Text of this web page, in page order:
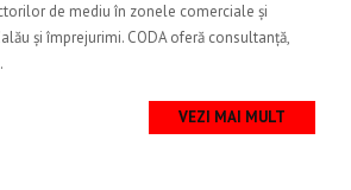
de mediu în zonele comerciale și
și împrejurimi. CODA oferă consultanță,
VEZI MAI MULT